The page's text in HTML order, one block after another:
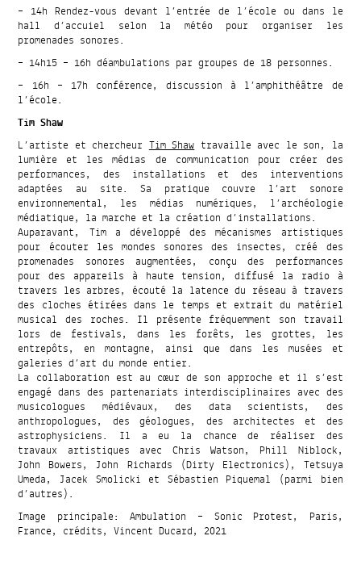
– 14h Rendez-vous devant l’entrée de l’école ou dans le
hall d’accuiel selon la météo pour organiser les
promenades sonores.
– 14h15 – 16h déambulations par groupes de 18 personnes.
– 16h – 17h conférence, discussion à l’amphithéâtre de
l’école.
Tim Shaw
L’artiste et chercheurTim Shawtravaille avec le son, la
lumière et les médias de communication pour créer des
performances, des installations et des interventions
adaptées au site. Sa pratique couvre l’art sonore
environnemental, les médias numériques, l’archéologie
médiatique, la marche et la création d’installations.
Auparavant, Tim a développé des mécanismes artistiques
pour écouter les mondes sonores des insectes, créé des
promenades sonores augmentées, conçu des performances
pour des appareils à haute tension, diffusé la radio à
travers les arbres, écouté la latence du réseau à travers
des cloches étirées dans le temps et extrait du matériel
musical des roches. Il présente fréquemment son travail
lors de festivals, dans les forêts, les grottes, les
entrepôts, en montagne, ainsi que dans les musées et
galeries d’art du monde entier.
La collaboration est au cœur de son approche et il s’est
engagé dans des partenariats interdisciplinaires avec des
musicologues médiévaux, des data scientists, des
anthropologues, des géologues, des architectes et des
astrophysiciens. Il a eu la chance de réaliser des
travaux artistiques avec Chris Watson, Phill Niblock,
John Bowers, John Richards (Dirty Electronics), Tetsuya
Umeda, Jacek Smolicki et Sébastien Piquemal (parmi bien
d’autres).
Image principale: Ambulation – Sonic Protest, Paris,
France, crédits, Vincent Ducard, 2021